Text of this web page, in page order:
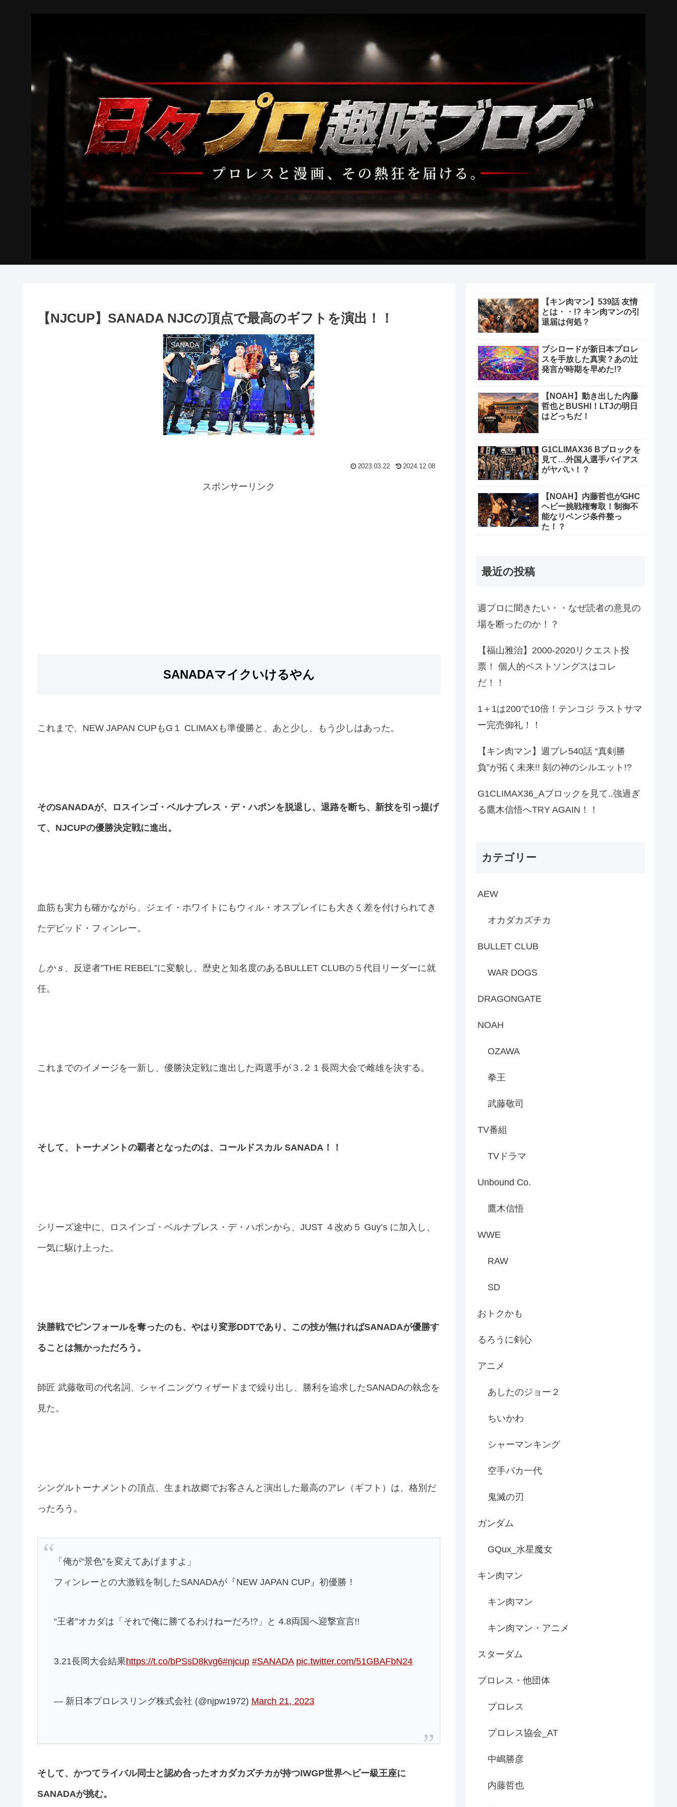
【NJCUP】SANADA NJCの頂点で最高のギフトを演出！！
SANADA
2023.03.22 2024.12.08
スポンサーリンク
SANADAマイクいけるやん
これまで、NEW JAPAN CUPもG１ CLIMAXも準優勝と、あと少し、もう少しはあった。
そのSANADAが、ロスインゴ・ベルナブレス・デ・ハポンを脱退し、退路を断ち、新技を引っ提げ
て、NJCUPの優勝決定戦に進出。
血筋も実力も確かながら、ジェイ・ホワイトにもウィル・オスプレイにも大きく差を付けられてき
たデビッド・フィンレー。
しかｓ、 反逆者”THE REBEL”に変貌し、歴史と知名度のあるBULLET CLUBの５代目リーダーに就
任。
これまでのイメージを一新し、優勝決定戦に進出した両選手が３.２１長岡大会で雌雄を決する。
そして、トーナメントの覇者となったのは、コールドスカル SANADA！！
シリーズ途中に、ロスインゴ・ベルナブレス・デ・ハポンから、JUST ４改め５ Guy’s に加入し、
一気に駆け上った。
決勝戦でピンフォールを奪ったのも、やはり変形DDTであり、この技が無ければSANADAが優勝す
ることは無かっただろう。
師匠 武藤敬司の代名詞、シャイニングウィザードまで繰り出し、勝利を追求したSANADAの執念を
見た。
シングルトーナメントの頂点、生まれ故郷でお客さんと演出した最高のアレ（ギフト）は、格別だ
ったろう。
「俺が“景色”を変えてあげますよ」
フィンレーとの大激戦を制したSANADAが『NEW JAPAN CUP』初優勝！
“王者”オカダは「それで俺に勝てるわけねーだろ!?」と 4.8両国へ迎撃宣言!!
3.21長岡大会結果https://t.co/bPSsD8kvg6#njcup #SANADA pic.twitter.com/51GBAFbN24
— 新日本プロレスリング株式会社 (@njpw1972) March 21, 2023
そして、かつてライバル同士と認め合ったオカダカズチカが持つIWGP世界ヘビー級王座に
SANADAが挑む。
【キン肉マン】539話 友情
とは・・!? キン肉マンの引
退届は何処？
ブシロードが新日本プロレ
スを手放した真実？あの辻
発言が時期を早めた!?
【NOAH】動き出した内藤
哲也とBUSHI！LTJの明日
はどっちだ！
G1CLIMAX36 Bブロックを
見て…外国人選手バイアス
がヤバい！？
【NOAH】内藤哲也がGHC
ヘビー挑戦権奪取！制御不
能なリベンジ条件整っ
た！？
最近の投稿
週プロに聞きたい・・なぜ読者の意見の
場を断ったのか！？
【福山雅治】2000-2020リクエスト投
票！ 個人的ベストソングスはコレ
だ！！
1＋1は200で10倍！テンコジ ラストサマ
ー完売御礼！！
【キン肉マン】週プレ540話 “真剣勝
負”が拓く未来!! 刻の神のシルエット!?
G1CLIMAX36_Aブロックを見て..強過ぎ
る鷹木信悟へTRY AGAIN！！
カテゴリー
AEW
オカダカズチカ
BULLET CLUB
WAR DOGS
DRAGONGATE
NOAH
OZAWA
拳王
武藤敬司
TV番組
TVドラマ
Unbound Co.
鷹木信悟
WWE
RAW
SD
おトクかも
るろうに剣心
アニメ
あしたのジョー２
ちいかわ
シャーマンキング
空手バカ一代
鬼滅の刃
ガンダム
GQux_水星魔女
キン肉マン
キン肉マン
キン肉マン・アニメ
スターダム
プロレス・他団体
プロレス
プロレス協会_AT
中嶋勝彦
内藤哲也